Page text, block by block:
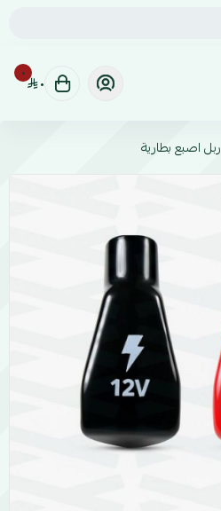
٠ ٠
ربل اصبع بطارية